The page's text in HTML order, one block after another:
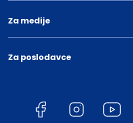
Za medije
Za poslodavce